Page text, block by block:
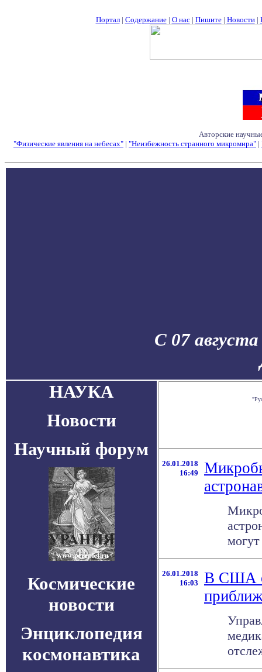
Портал| Содержание| О нас| Пишите| Новости|
Авторские
"Физические явления на небесах" | "Неизбежность странного микромира" |
С 07
НАУКА
Новости
Научный форум
Космические
новости
Энциклопедия
космонавтика
26.01.2018
16:49
26.01.2018
16:03
В США